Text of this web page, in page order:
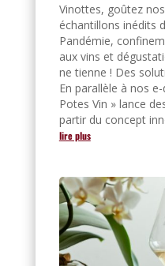
Vinottes, goûtez
échantillons inédits
Pandémie,
aux vins et
ne tienne ! Des
En parallèle à nos
Potes Vin » lance
partir du concept
lire plus